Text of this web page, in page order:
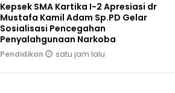
Kepsek SMA Kartika I-2 Apresiasi dr
Mustafa Kamil Adam Sp.PD Gelar
Sosialisasi Pencegahan
Penyalahgunaan Narkoba
Pendidikan satu jam lalu